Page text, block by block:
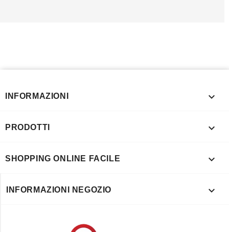
INFORMAZIONI 
PRODOTTI 
SHOPPING ONLINE FACILE 
INFORMAZIONI NEGOZIO 